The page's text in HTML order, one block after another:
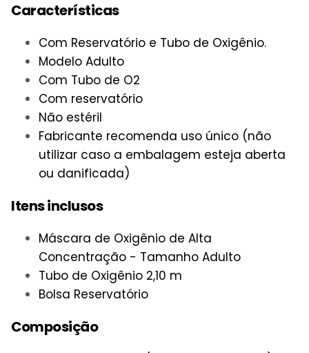
Características
Com Reservatório e Tubo de Oxigênio.
Modelo Adulto
Com Tubo de O2
Com reservatório
Não estéril
Fabricante recomenda uso único (não
utilizar caso a embalagem esteja aberta
ou danificada)
Itens inclusos
Máscara de Oxigênio de Alta
Concentração - Tamanho Adulto
Tubo de Oxigênio 2,10 m
Bolsa Reservatório
Composição